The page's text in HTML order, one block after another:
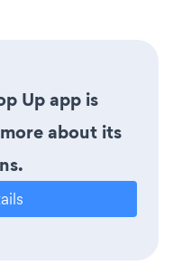
Up app is
about its